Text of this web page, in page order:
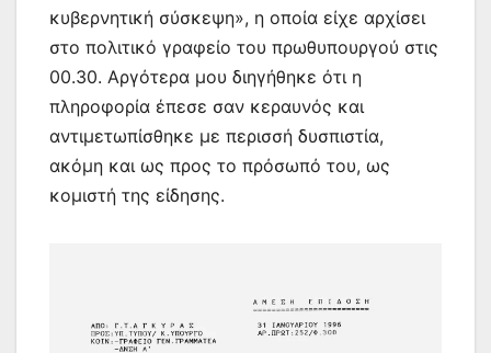
κυβερνητική σύσκεψη», η οποία είχε αρχίσει
στο πολιτικό γραφείο του πρωθυπουργού στις
00.30. Αργότερα μου διηγήθηκε ότι η
πληροφορία έπεσε σαν κεραυνός και
αντιμετωπίσθηκε με περισσή δυσπιστία,
ακόμη και ως προς το πρόσωπό του, ως
κομιστή της είδησης.